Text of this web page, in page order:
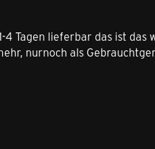
4 Tagen lieferbar das ist
nurnoch als